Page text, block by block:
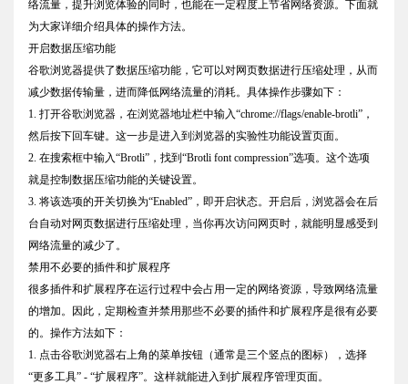
络流量，提升浏览体验的同时，也能在一定程度上节省网络资源。下面就
为大家详细介绍具体的操作方法。
开启数据压缩功能
谷歌浏览器提供了数据压缩功能，它可以对网页数据进行压缩处理，从而
减少数据传输量，进而降低网络流量的消耗。具体操作步骤如下：
1. 打开谷歌浏览器，在浏览器地址栏中输入“chrome://flags/enable-brotli”，
然后按下回车键。这一步是进入到浏览器的实验性功能设置页面。
2. 在搜索框中输入“Brotli”，找到“Brotli font compression”选项。这个选项
就是控制数据压缩功能的关键设置。
3. 将该选项的开关切换为“Enabled”，即开启状态。开启后，浏览器会在后
台自动对网页数据进行压缩处理，当你再次访问网页时，就能明显感受到
网络流量的减少了。
禁用不必要的插件和扩展程序
很多插件和扩展程序在运行过程中会占用一定的网络资源，导致网络流量
的增加。因此，定期检查并禁用那些不必要的插件和扩展程序是很有必要
的。操作方法如下：
1. 点击谷歌浏览器右上角的菜单按钮（通常是三个竖点的图标），选择
“更多工具” - “扩展程序”。这样就能进入到扩展程序管理页面。